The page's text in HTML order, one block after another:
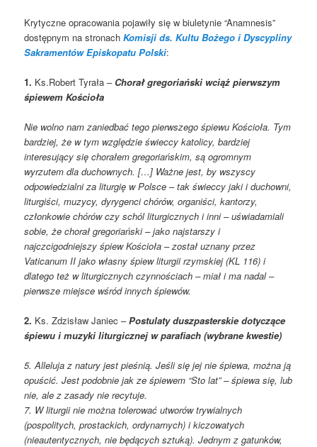
Krytyczne opracowania pojawiły się w biuletynie “Anamnesis”
dostępnym na stronachKomisji ds. Kultu Bożego i Dyscypliny
Sakramentów Episkopatu Polski:
1. Ks.Robert Tyrała – Chorał gregoriański wciąż pierwszym
śpiewem Kościoła
Nie wolno nam zaniedbać tego pierwszego śpiewu Kościoła. Tym
bardziej, że w tym względzie świeccy katolicy, bardziej
interesujący się chorałem gregoriańskim, są ogromnym
wyrzutem dla duchownych. […] Ważne jest, by wszyscy
odpowiedzialni za liturgię w Polsce – tak świeccy jaki i duchowni,
liturgiści, muzycy, dyrygenci chórów, organiści, kantorzy,
członkowie chórów czy schól liturgicznych i inni – uświadamiali
sobie, że chorał gregoriański – jako najstarszy i
najczcigodniejszy śpiew Kościoła – został uznany przez
Vaticanum II jako własny śpiew liturgii rzymskiej (KL 116) i
dlatego też w liturgicznych czynnościach – miał i ma nadal –
pierwsze miejsce wśród innych śpiewów.
2. Ks. Zdzisław Janiec –Postulaty duszpasterskie dotyczące
śpiewu i muzyki liturgicznej w parafiach (wybrane kwestie)
5. Alleluja z natury jest pieśnią. Jeśli się jej nie śpiewa, można ją
opuścić. Jest podobnie jak ze śpiewem “Sto lat” – śpiewa się, lub
nie, ale z zasady nie recytuje.
7. W liturgii nie można tolerować utworów trywialnych
(pospolitych, prostackich, ordynarnych) i kiczowatych
(nieautentycznych, nie będących sztuką). Jednym z gatunków,